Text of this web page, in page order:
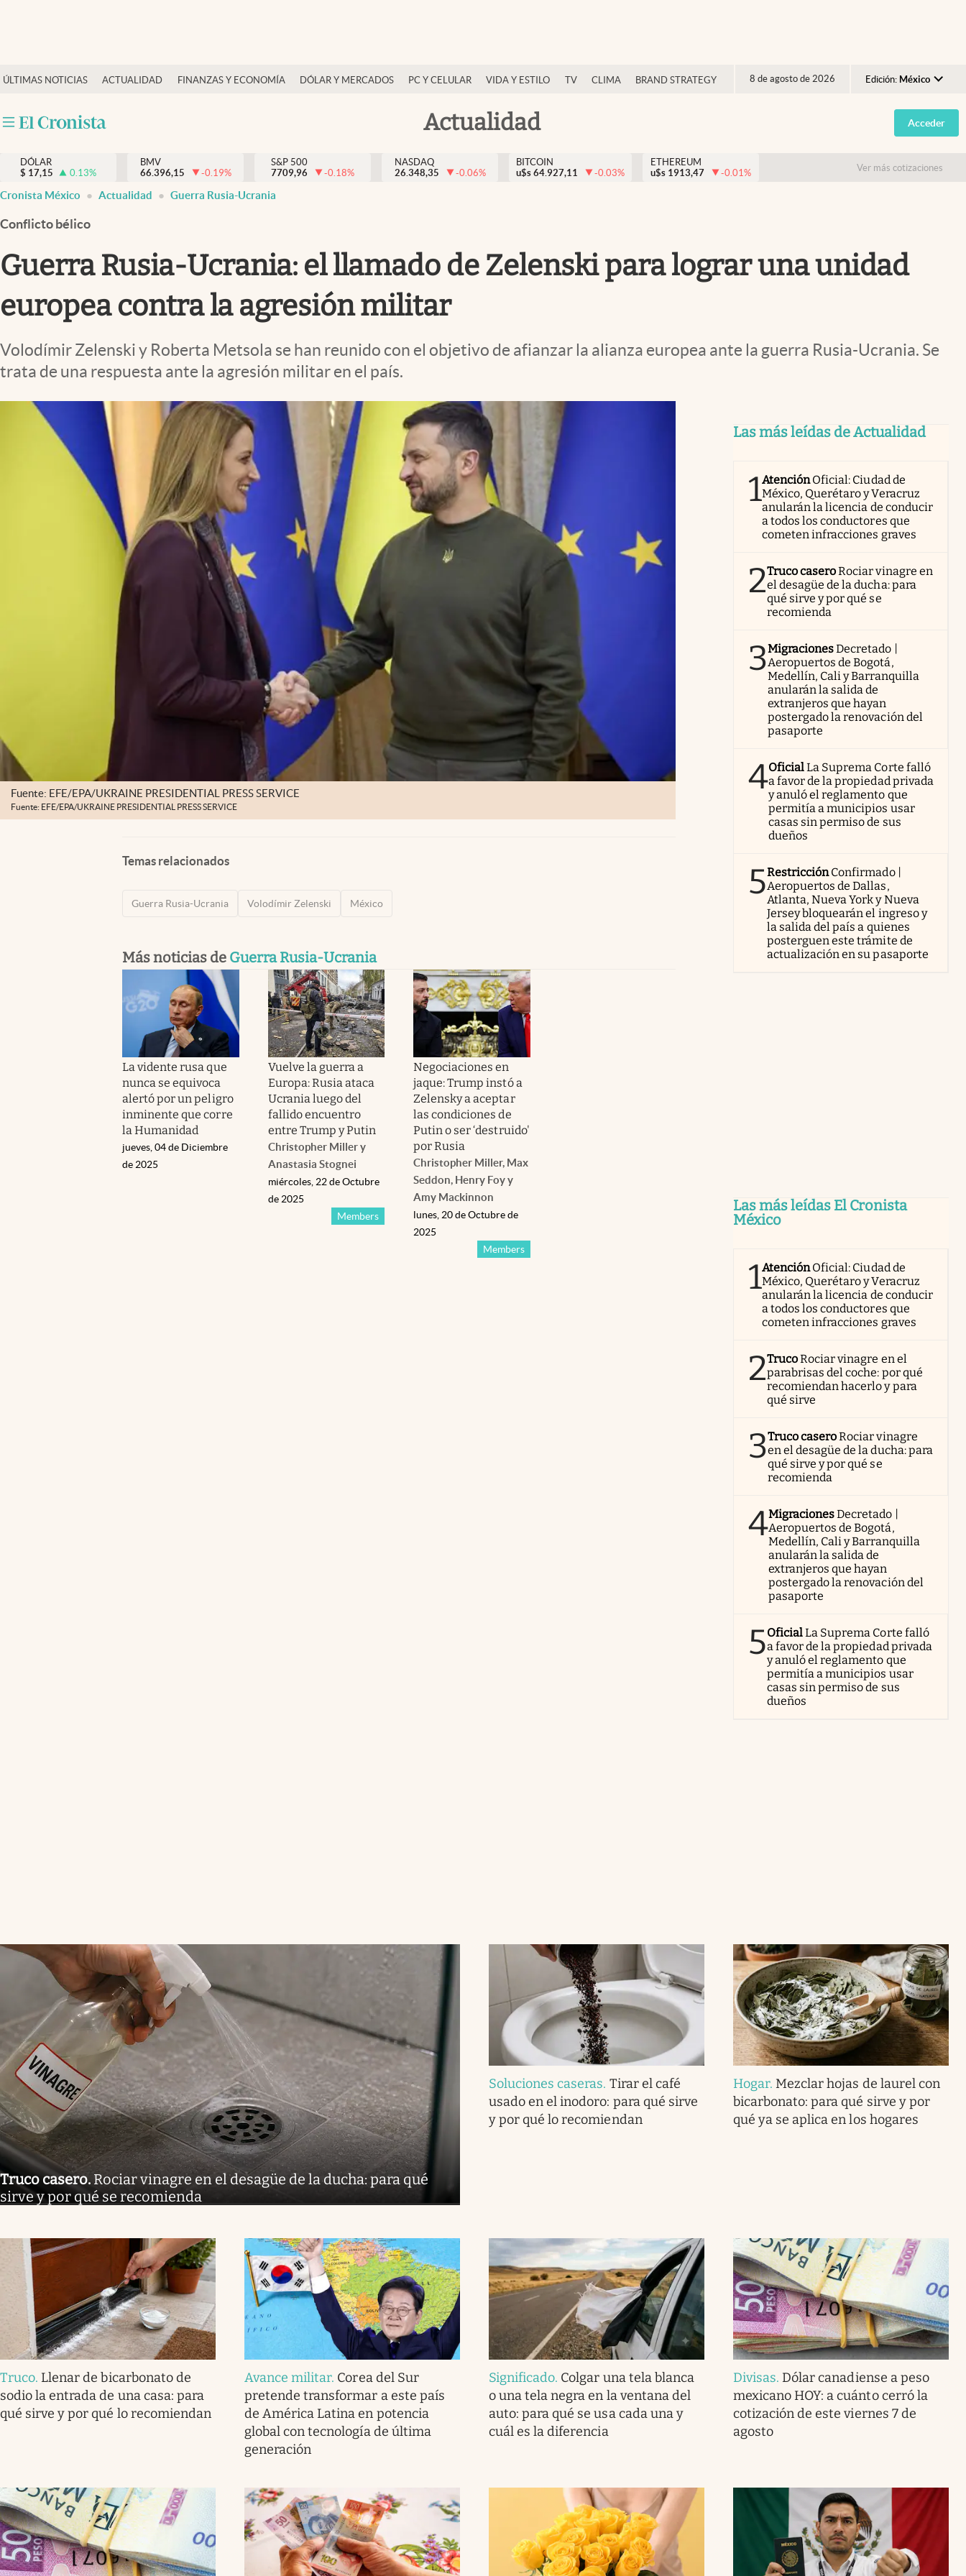
ÚLTIMAS NOTICIAS ACTUALIDAD FINANZAS Y ECONOMÍA DÓLAR Y MERCADOS PC Y CELULAR VIDA Y ESTILO TV CLIMA BRAND STRATEGY 8 de agosto de 2026 Edición: México
Argentina
España
USA
Actualidad
Actualidad
Internacionales
Opinión
Brand Strategy
Vida y estilo
Tv
Espiritualidad
abre en nueva pestaña
Acceder
DÓLAR
$ 17,15 0.13%
BMV
66.396,15
-0.19%
S&P 500
7709,96
-0.18%
NASDAQ
26.348,35
-0.06%
BITCOIN
u$s 64.927,11 -0.03%
ETHEREUM
u$s 1913,47 -0.01% Ver más cotizaciones
Cronista México Actualidad Guerra Rusia-Ucrania
Conflicto bélico
Guerra Rusia-Ucrania: el llamado de Zelenski para lograr una unidad
europea contra la agresión militar
Volodímir Zelenski y Roberta Metsola se han reunido con el objetivo de afianzar la alianza europea ante la guerra Rusia-Ucrania. Se
trata de una respuesta ante la agresión militar en el país.
Fuente: EFE/EPA/UKRAINE PRESIDENTIAL PRESS SERVICE
Fuente: EFE/EPA/UKRAINE PRESIDENTIAL PRESS SERVICE
Temas relacionados
Guerra Rusia-Ucrania Volodímir Zelenski México
Más noticias de Guerra Rusia-Ucrania
La vidente rusa que
nunca se equivoca
alertó por un peligro
inminente que corre
la Humanidad
jueves, 04 de Diciembre
de 2025
Vuelve la guerra a
Europa: Rusia ataca
Ucrania luego del
fallido encuentro
entre Trump y Putin
Christopher Miller y
Anastasia Stognei
Members
miércoles, 22 de Octubre
de 2025
Negociaciones en
jaque: Trump instó a
Zelensky a aceptar
las condiciones de
Putin o ser ‘destruido'
por Rusia
Christopher Miller, Max
Seddon, Henry Foy y
Amy Mackinnon
Members
lunes, 20 de Octubre de
2025
Las más leídas de Actualidad
1AtenciónOficial: Ciudad de
México, Querétaro y Veracruz
anularán la licencia de conducir
a todos los conductores que
cometen infracciones graves
2Truco caseroRociar vinagre en
el desagüe de la ducha: para
qué sirve y por qué se
recomienda
3MigracionesDecretado |
Aeropuertos de Bogotá,
Medellín, Cali y Barranquilla
anularán la salida de
extranjeros que hayan
postergado la renovación del
pasaporte
4OficialLa Suprema Corte falló
a favor de la propiedad privada
y anuló el reglamento que
permitía a municipios usar
casas sin permiso de sus
dueños
5RestricciónConfirmado |
Aeropuertos de Dallas,
Atlanta, Nueva York y Nueva
Jersey bloquearán el ingreso y
la salida del país a quienes
posterguen este trámite de
actualización en su pasaporte
Las más leídas El Cronista
México
1AtenciónOficial: Ciudad de
México, Querétaro y Veracruz
anularán la licencia de conducir
a todos los conductores que
cometen infracciones graves
2TrucoRociar vinagre en el
parabrisas del coche: por qué
recomiendan hacerlo y para
qué sirve
3Truco caseroRociar vinagre
en el desagüe de la ducha: para
qué sirve y por qué se
recomienda
4MigracionesDecretado |
Aeropuertos de Bogotá,
Medellín, Cali y Barranquilla
anularán la salida de
extranjeros que hayan
postergado la renovación del
pasaporte
5OficialLa Suprema Corte falló
a favor de la propiedad privada
y anuló el reglamento que
permitía a municipios usar
casas sin permiso de sus
dueños
Truco casero. Rociar vinagre en el desagüe de la ducha: para qué
sirve y por qué se recomienda
Soluciones caseras. Tirar el café
usado en el inodoro: para qué sirve
y por qué lo recomiendan
Hogar. Mezclar hojas de laurel con
bicarbonato: para qué sirve y por
qué ya se aplica en los hogares
Truco. Llenar de bicarbonato de
sodio la entrada de una casa: para
qué sirve y por qué lo recomiendan
Avance militar. Corea del Sur
pretende transformar a este país
de América Latina en potencia
global con tecnología de última
generación
Significado. Colgar una tela blanca
o una tela negra en la ventana del
auto: para qué se usa cada una y
cuál es la diferencia
Divisas. Dólar canadiense a peso
mexicano HOY: a cuánto cerró la
cotización de este viernes 7 de
agosto